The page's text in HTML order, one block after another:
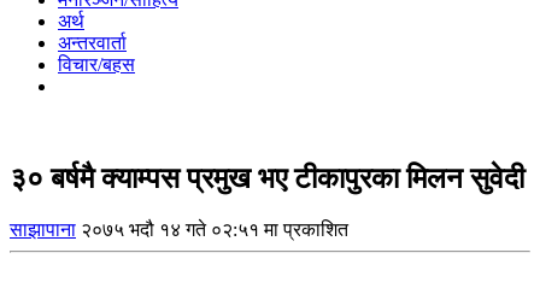
अर्थ
अन्तरवार्ता
विचार/बहस
३० बर्षमै क्याम्पस प्रमुख भए टीकापुरका मिलन सुवेदी
साझापाना २०७५ भदौ १४ गते ०२:५१ मा प्रकाशित